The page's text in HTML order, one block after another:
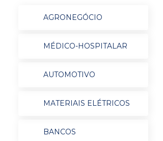
AGRONEGÓCIO
MÉDICO-HOSPITALAR
AUTOMOTIVO
MATERIAIS ELÉTRICOS
BANCOS